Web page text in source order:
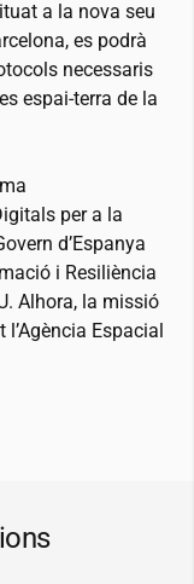
a la nova seu
es podrà
necessaris
espai-terra de la
per a la
d’Espanya
i Resiliència
Alhora, la missió
Espacial